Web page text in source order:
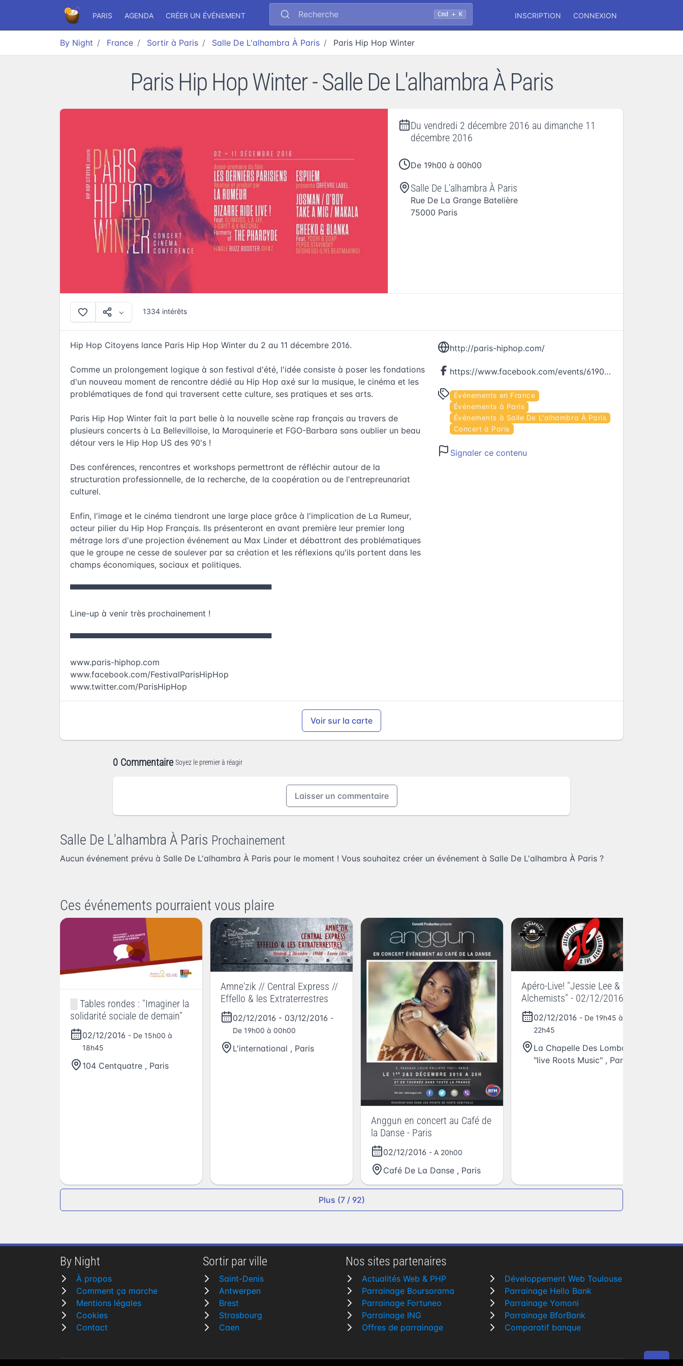
PARIS AGENDA CRÉER UN ÉVÉNEMENT Recherche Cmd + K INSCRIPTION CONNEXION
By Night France Sortir à Paris Salle De L'alhambra À Paris Paris Hip Hop Winter
Paris Hip Hop Winter - Salle De L'alhambra À Paris
Duvendredi 2 décembre 2016 au dimanche 11
décembre 2016
De 19h00 à 00h00
Salle De L'alhambra À Paris
Rue De La Grange Batelière
75000 Paris
1334 intérêts
Hip Hop Citoyens lance Paris Hip Hop Winter du 2 au 11 décembre 2016.
Comme un prolongement logique à son festival d'été, l'idée consiste à poser les fondations
d'un nouveau moment de rencontre dédié au Hip Hop axé sur la musique, le cinéma et les
problématiques de fond qui traversent cette culture, ses pratiques et ses arts.
Paris Hip Hop Winter fait la part belle à la nouvelle scène rap français au travers de
plusieurs concerts à La Bellevilloise, la Maroquinerie et FGO-Barbara sans oublier un beau
détour vers le Hip Hop US des 90's !
Des conférences, rencontres et workshops permettront de réfléchir autour de la
structuration professionnelle, de la recherche, de la coopération ou de l'entrepreunariat
culturel.
Enfin, l'image et le cinéma tiendront une large place grâce à l'implication de La Rumeur,
acteur pilier du Hip Hop Français. Ils présenteront en avant première leur premier long
métrage lors d'une projection événement au Max Linder et débattront des problématiques
que le groupe ne cesse de soulever par sa création et les réflexions qu'ils portent dans les
champs économiques, sociaux et politiques.
​​▀▀▀▀▀▀▀▀▀▀▀▀▀▀▀▀▀▀▀▀▀▀▀▀▀▀▀▀▀▀▀▀▀▀▀▀
Line-up à venir très prochainement !
▀▀▀▀▀▀▀▀▀▀▀▀▀▀▀▀▀▀▀▀▀▀▀▀▀▀▀▀▀▀▀▀▀▀▀▀
www.paris-hiphop.com
www.facebook.com/FestivalParisHipHop
www.twitter.com/ParisHipHop
http://paris-hiphop.com/
https://www.facebook.com/events/619015641611888
Événements en France
Événements à Paris
Événements à Salle De L'alhambra À Paris
Concert à Paris
Signaler ce contenu
Voir sur la carte
0 Commentaire Soyez le premier à réagir
Laisser un commentaire
Salle De L'alhambra À Paris Prochainement
Aucun événement prévu à Salle De L'alhambra À Paris pour le moment ! Vous souhaitez créer un événement à Salle De L'alhambra À Paris ?
Ces événements pourraient vous plaire
░ Tables rondes : "Imaginer la
solidarité sociale de demain"
02/12/2016 - De 15h00 à
18h45
104 Centquatre , Paris
Amne'zik // Central Express //
Effello & les Extraterrestres
02/12/2016 - 03/12/2016 -
De 19h00 à 00h00
L'international , Paris
Anggun en concert au Café de
la Danse - Paris
02/12/2016 - A 20h00
Café De La Danse , Paris
Apéro-Live! "Jessie Lee & The
Alchemists" - 02/12/2016
02/12/2016 - De 19h45 à
22h45
La Chapelle Des Lombards
"live Roots Music" , Paris
Plus (7 / 92)
By Night
À propos
Comment ça marche
Mentions légales
Cookies
Contact
Sortir par ville
Saint-Denis
Antwerpen
Brest
Strasbourg
Caen
Nos sites partenaires
Actualités Web & PHP
Parrainage Boursorama
Parrainage Fortuneo
Parrainage ING
Offres de parrainage
Développement Web Toulouse
Parrainage Hello Bank
Parrainage Yomoni
Parrainage BforBank
Comparatif banque